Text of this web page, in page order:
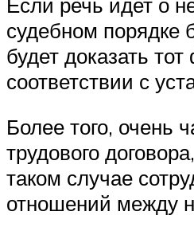
судебном порядке
будет доказать
соответствии с
Более того, очень
трудового
таком случае
отношений между